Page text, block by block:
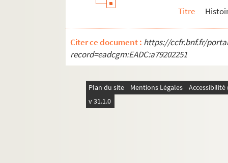
Titre
Citer ce document : https://ccfr.bnf.fr/
record=eadcgm:EADC:a79202251
Plan du site Mentions Légales
v 31.1.0